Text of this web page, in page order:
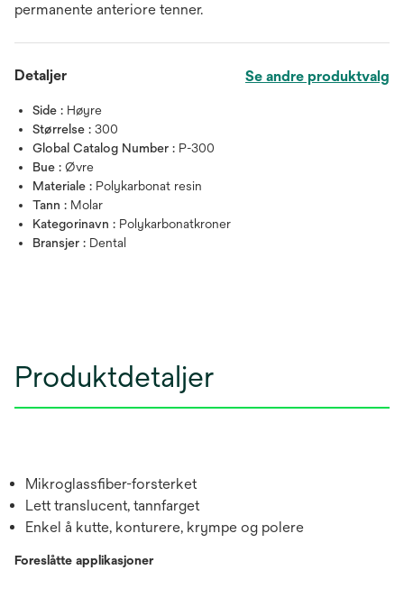
permanente anteriore tenner.
Detaljer Se andre produktvalg
Side : Høyre
Størrelse : 300
Global Catalog Number : P-300
Bue : Øvre
Materiale : Polykarbonat resin
Tann : Molar
Kategorinavn : Polykarbonatkroner
Bransjer : Dental
Produktdetaljer
Mikroglassfiber-forsterket
Lett translucent, tannfarget
Enkel å kutte, konturere, krympe og polere
Foreslåtte applikasjoner